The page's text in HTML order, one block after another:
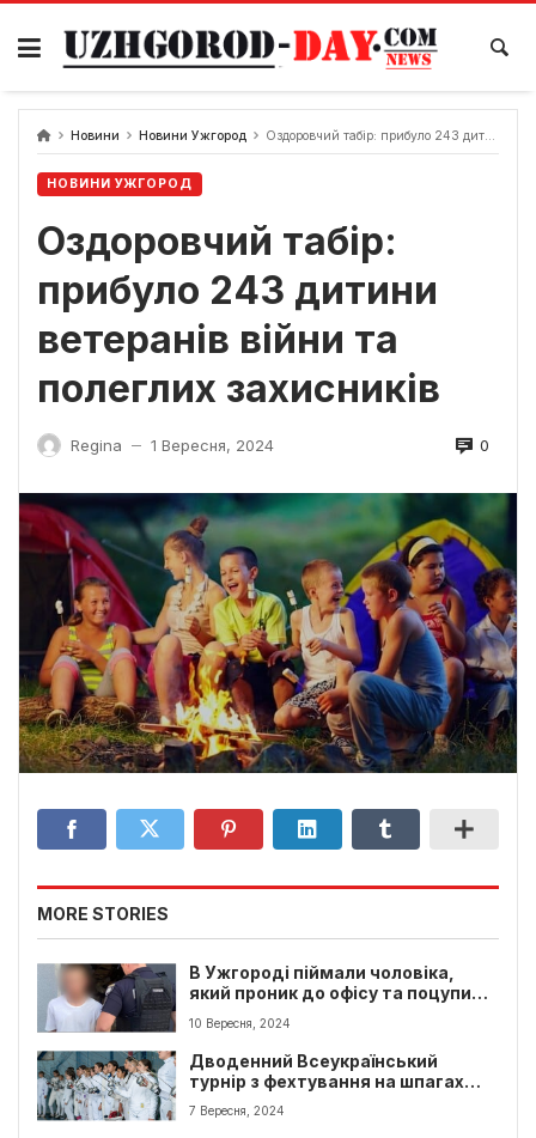
Skip
content
Новини Новини Ужгород Оздоровчий табір: прибуло 243 дитини ветеранів війни та полеглих захисників
НОВИНИ УЖГОРОД
Оздоровчий табір:
прибуло 243 дитини
ветеранів війни та
полеглих захисників
Regina — 1 Вересня, 2024 0
MORE STORIES
В Ужгороді піймали чоловіка,
який проник до офісу та поцупив
речі
10 Вересня, 2024
Дводенний Всеукраїнський
турнір з фехтування на шпагах
стартував в Ужгороді
7 Вересня, 2024